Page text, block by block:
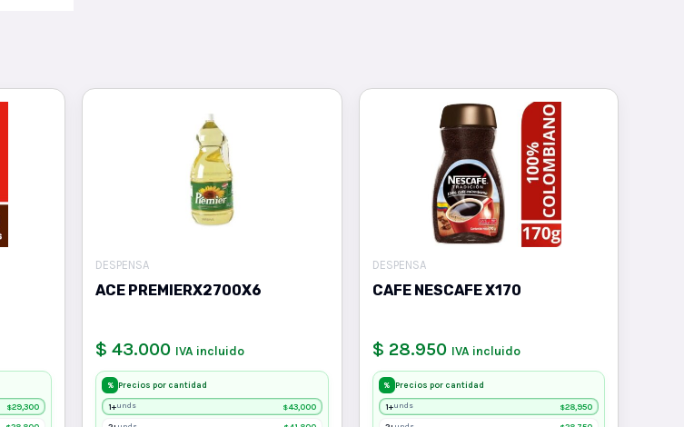
$29,300
DESPENSA
ACE PREMIERX2700X6
$ 43.000 IVA incluido
% Precios por cantidad
1+unds $43,000
DESPENSA
CAFE NESCAFE X170
$ 28.950 IVA incluido
% Precios por cantidad
1+unds $28,950